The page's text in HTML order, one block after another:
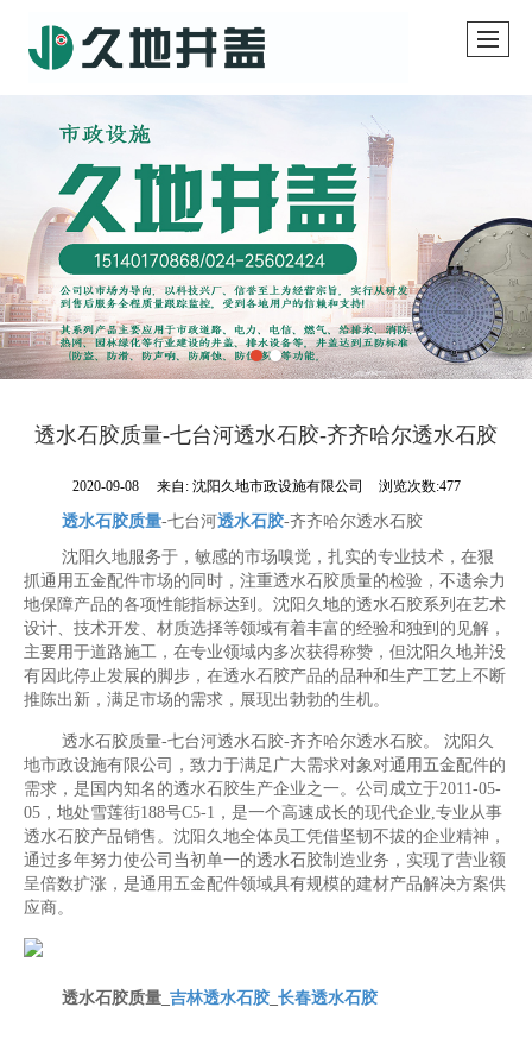
透水石胶质量-七台河透水石胶-齐齐哈尔透水石胶
2020-09-08 来自: 沈阳久地市政设施有限公司 浏览次数:477
透水石胶质量-七台河透水石胶-齐齐哈尔透水石胶
沈阳久地服务于，敏感的市场嗅觉，扎实的专业技术，在狠
抓通用五金配件市场的同时，注重透水石胶质量的检验，不遗余力
地保障产品的各项性能指标达到。沈阳久地的透水石胶系列在艺术
设计、技术开发、材质选择等领域有着丰富的经验和独到的见解，
主要用于道路施工，在专业领域内多次获得称赞，但沈阳久地并没
有因此停止发展的脚步，在透水石胶产品的品种和生产工艺上不断
推陈出新，满足市场的需求，展现出勃勃的生机。
透水石胶质量-七台河透水石胶-齐齐哈尔透水石胶。 沈阳久
地市政设施有限公司，致力于满足广大需求对象对通用五金配件的
需求，是国内知名的透水石胶生产企业之一。公司成立于2011-05-
05，地处雪莲街188号C5-1，是一个高速成长的现代企业,专业从事
透水石胶产品销售。沈阳久地全体员工凭借坚韧不拔的企业精神，
通过多年努力使公司当初单一的透水石胶制造业务，实现了营业额
呈倍数扩涨，是通用五金配件领域具有规模的建材产品解决方案供
应商。
透水石胶质量_ 吉林透水石胶_ 长春透水石胶